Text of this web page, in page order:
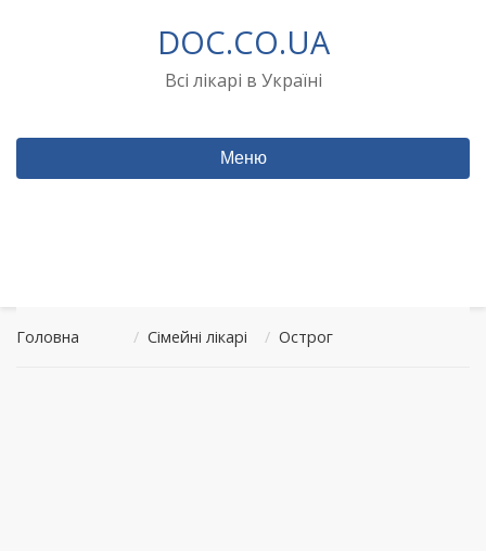
DOC.CO.UA
Всі лікарі в Україні
Меню
Головна / Сімейні лікарі / Острог